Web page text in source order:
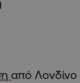
από Λονδίνο